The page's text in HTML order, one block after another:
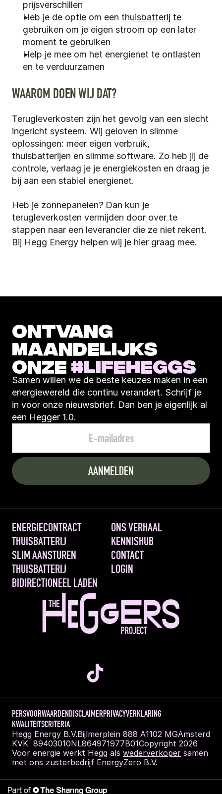
prijsverschillen
Heb je de optie om een thuisbatterij te
gebruiken om je eigen stroom op een later
moment te gebruiken
Help je mee om het energienet te ontlasten
en te verduurzamen
WAAROM DOEN WIJ DAT?
Terugleverkosten zijn het gevolg van een slecht
ingericht systeem. Wij geloven in slimme
oplossingen: meer eigen verbruik,
thuisbatterijen en slimme software. Zo heb jij de
controle, verlaag je je energiekosten en draag je
bij aan een stabiel energienet.
Heb je zonnepanelen? Dan kun je
terugleverkosten vermijden door over te
stappen naar een leverancier die ze niet rekent.
Bij Hegg Energy helpen wij je hier graag mee.
ONTVANG
MAANDELIJKS
ONZE #LIFEHEGGS
Samen willen we de beste keuzes maken in een
energiewereld die continu verandert. Schrijf je
in voor onze nieuwsbrief. Dan ben je eigenlijk al
een Hegger 1.0.
ENERGIECONTRACT
THUISBATTERIJ
SLIM AANSTUREN
THUISBATTERIJ
BIDIRECTIONEEL LADEN
ONS VERHAAL
KENNISHUB
CONTACT
LOGIN
PERSVOORWAARDENDISCLAIMERPRIVACYVERKLARING
KWALITEITSCRITERIA
Hegg Energy B.V.Bijlmerplein 888 A1102 MGAmsterdam
KVK  89403010NL864971977B01Copyright 2026
Voor energie werkt Hegg als wederverkoper samen
met ons zusterbedrijf EnergyZero B.V.